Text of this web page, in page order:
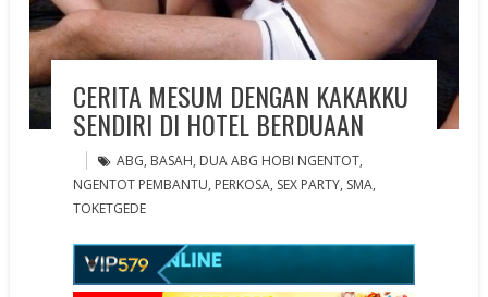
CERITA MESUM DENGAN KAKAKKU
SENDIRI DI HOTEL BERDUAAN
ABG, BASAH, DUA ABG HOBI NGENTOT,
NGENTOT PEMBANTU, PERKOSA, SEX PARTY, SMA,
TOKETGEDE